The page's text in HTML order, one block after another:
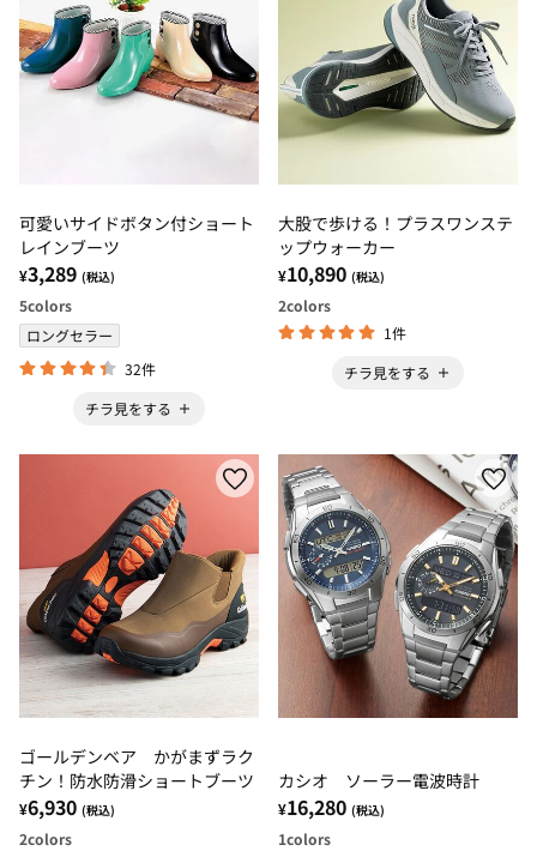
可愛いサイドボタン付ショート
レインブーツ
¥3,289 (税込)
5colors
ロングセラー
32件
チラ見をする
大股で歩ける！プラスワンステ
ップウォーカー
¥10,890 (税込)
2colors
1件
チラ見をする
ゴールデンベア かがまずラク
チン！防水防滑ショートブーツ
¥6,930 (税込)
2colors
カシオ ソーラー電波時計
¥16,280 (税込)
1colors